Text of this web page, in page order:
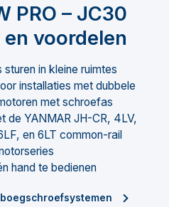
PRO – JC30
voordelen
sturen in kleine ruimtes
installaties met dubbele
met schroefas
de YANMAR JH-CR, 4LV,
en 6LT common-rail
hand te bedienen
boegschroefsystemen